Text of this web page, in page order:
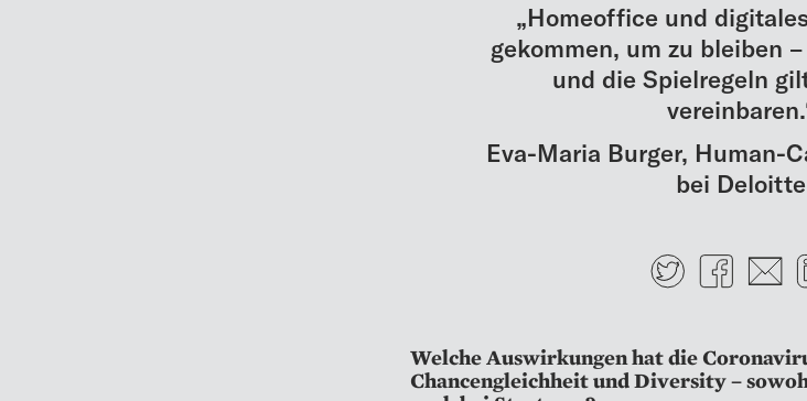
„Homeoffice und
gekommen, um zu bleiben
und die Spielregeln
Eva-Maria Burger, Human-
bei Deloitte
Twitter
Welche Auswirkungen hat die
Chancengleichheit und Diversity –